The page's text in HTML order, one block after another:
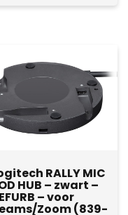
RALLY MIC
HUB – zwart –
– voor
Zoom (839-